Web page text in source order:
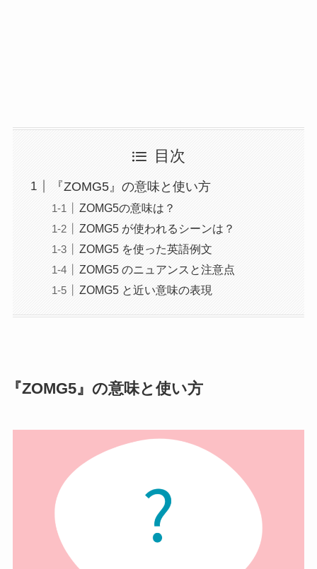
目次
『ZOMG5』の意味と使い方
ZOMG5の意味は？
ZOMG5 が使われるシーンは？
ZOMG5 を使った英語例文
ZOMG5 のニュアンスと注意点
ZOMG5 と近い意味の表現
『ZOMG5』の意味と使い方